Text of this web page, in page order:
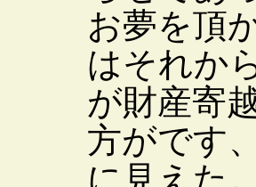
お夢を頂
はそれか
が財産寄
方がです
に見えた